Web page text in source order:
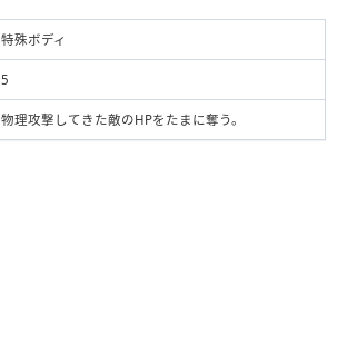
特殊ボディ
5
物理攻撃してきた敵のHPをたまに奪う。